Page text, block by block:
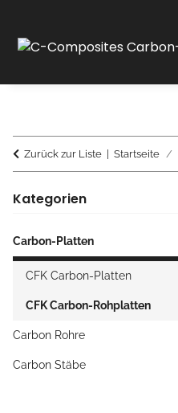
Zurück zur Liste Startseite
Kategorien
Carbon-Platten
CFK Carbon-Platten
CFK Carbon-Rohplatten
Carbon Rohre
Carbon Stäbe